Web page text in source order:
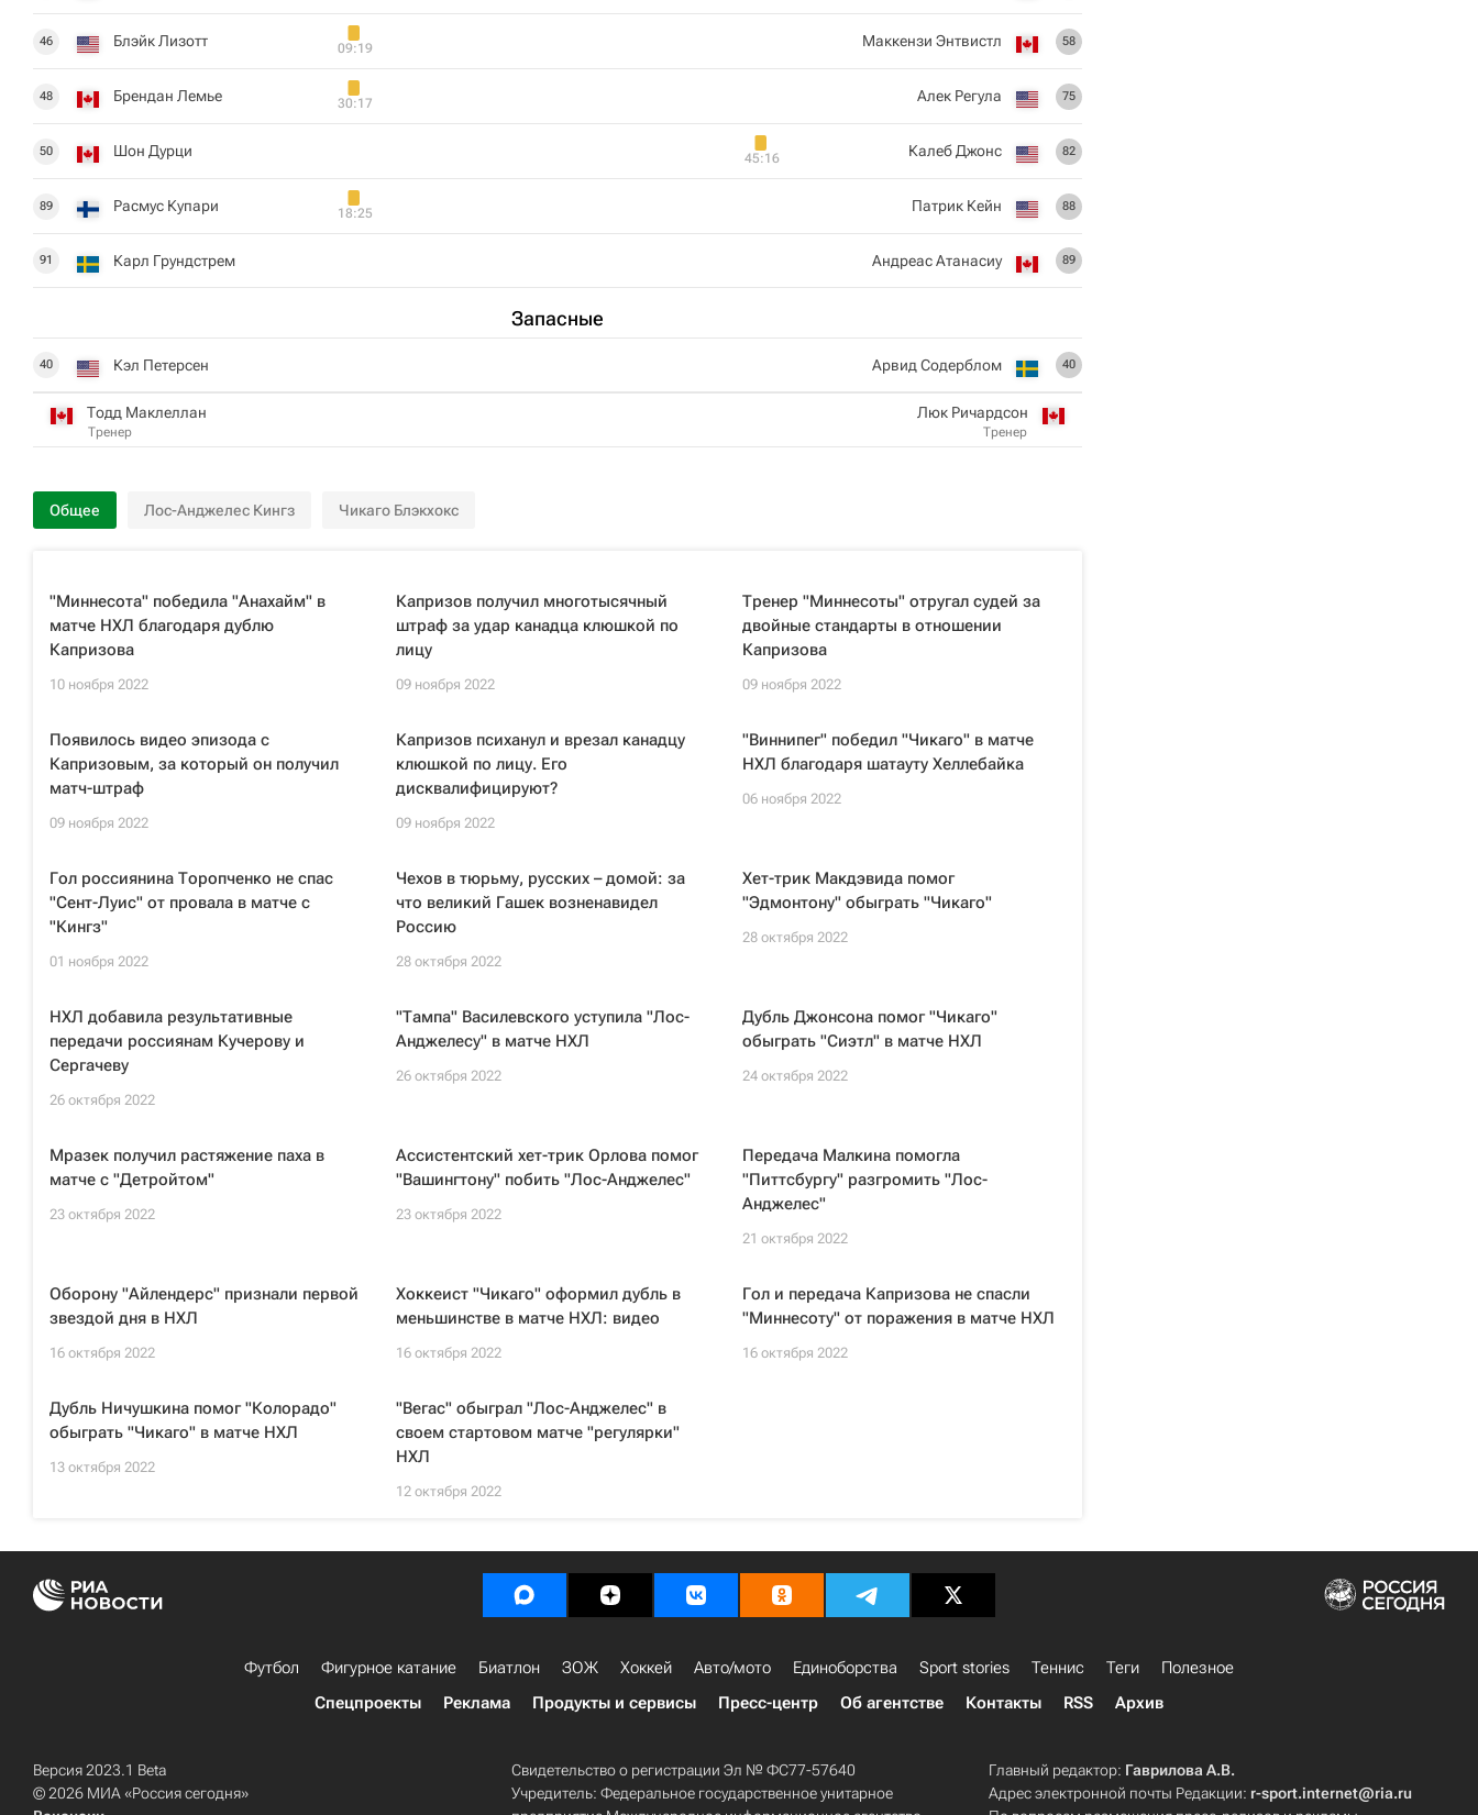
46 Блэйк Лизотт 09:19
48 Брендан Лемье 30:17
50 Шон Дурци
89 Расмус Купари 18:25
91 Карл Грундстрем
Запасные
40 Кэл Петерсен
Тодд Маклеллан
Тренер
58
Маккензи Энтвистл
75
Алек Регула
82
Калеб Джонс
45:16
88
Патрик Кейн
89
Андреас Атанасиу
40
Арвид Содерблом
Люк Ричардсон
Тренер
Общее Лос-Анджелес Кингз Чикаго Блэкхокс
"Миннесота" победила "Анахайм" в
матче НХЛ благодаря дублю
Капризова
10 ноября 2022
Капризов получил многотысячный
штраф за удар канадца клюшкой по
лицу
09 ноября 2022
Тренер "Миннесоты" отругал судей за
двойные стандарты в отношении
Капризова
09 ноября 2022
Появилось видео эпизода с
Капризовым, за который он получил
матч-штраф
09 ноября 2022
Капризов психанул и врезал канадцу
клюшкой по лицу. Его
дисквалифицируют?
09 ноября 2022
"Виннипег" победил "Чикаго" в матче
НХЛ благодаря шатауту Хеллебайка
06 ноября 2022
Гол россиянина Торопченко не спас
"Сент-Луис" от провала в матче с
"Кингз"
01 ноября 2022
Чехов в тюрьму, русских – домой: за
что великий Гашек возненавидел
Россию
28 октября 2022
Хет-трик Макдэвида помог
"Эдмонтону" обыграть "Чикаго"
28 октября 2022
НХЛ добавила результативные
передачи россиянам Кучерову и
Сергачеву
26 октября 2022
"Тампа" Василевского уступила "Лос-
Анджелесу" в матче НХЛ
26 октября 2022
Дубль Джонсона помог "Чикаго"
обыграть "Сиэтл" в матче НХЛ
24 октября 2022
Мразек получил растяжение паха в
матче с "Детройтом"
23 октября 2022
Ассистентский хет-трик Орлова помог
"Вашингтону" побить "Лос-Анджелес"
23 октября 2022
Передача Малкина помогла
"Питтсбургу" разгромить "Лос-
Анджелес"
21 октября 2022
Оборону "Айлендерс" признали первой
звездой дня в НХЛ
16 октября 2022
Хоккеист "Чикаго" оформил дубль в
меньшинстве в матче НХЛ: видео
16 октября 2022
Гол и передача Капризова не спасли
"Миннесоту" от поражения в матче НХЛ
16 октября 2022
Дубль Ничушкина помог "Колорадо"
обыграть "Чикаго" в матче НХЛ
13 октября 2022
"Вегас" обыграл "Лос-Анджелес" в
своем стартовом матче "регулярки"
НХЛ
12 октября 2022
Футбол Фигурное катание Биатлон ЗОЖ Хоккей Авто/мото Единоборства Sport stories Теннис Теги
Полезное
Спецпроекты
Реклама Продукты и сервисы Пресс-центр Об агентстве Контакты RSS Архив
Версия 2023.1 Beta
© 2026 МИА «Россия сегодня»
Свидетельство о регистрации Эл № ФС77-57640
Учредитель: Федеральное государственное унитарное
Главный редактор: Гаврилова А.В.
Адрес электронной почты Редакции: r-sport.internet@ria.ru